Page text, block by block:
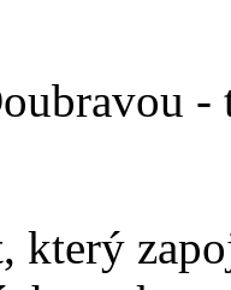
-
který